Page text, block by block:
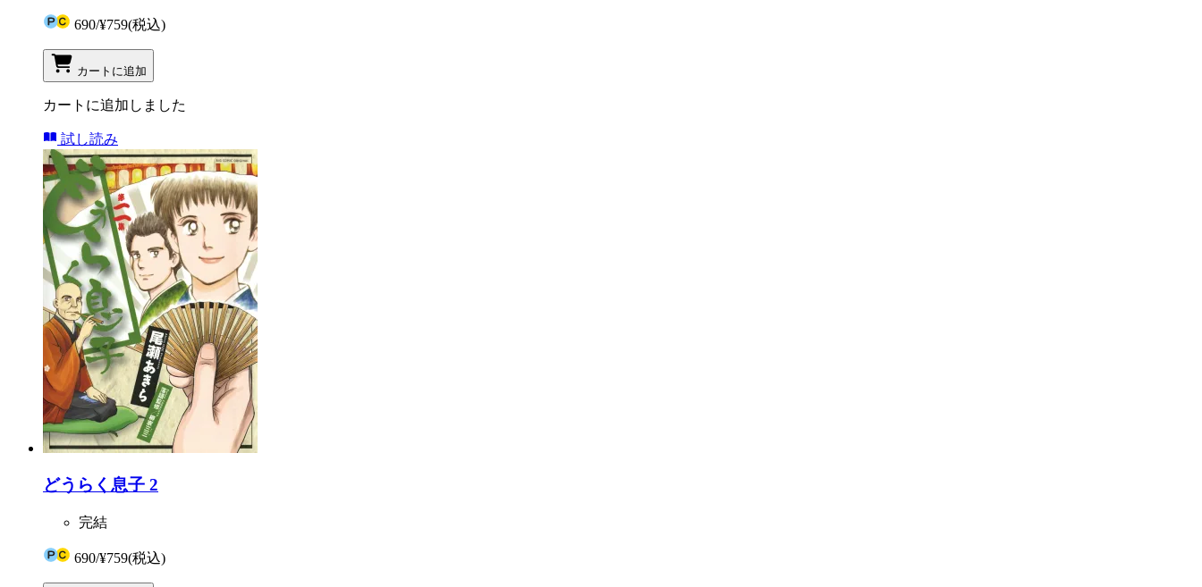
690/¥759(税込)
カートに追加
カートに追加しました
試し読み
どうらく息子 2
完結
690/¥759(税込)